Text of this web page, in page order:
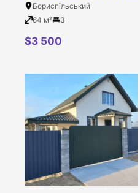
с. Новоігорівка
Бориспільський
64 м²
3
$3 500